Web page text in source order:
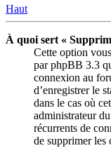
Haut
À quoi sert «
Cette option
par phpBB 3.3
connexion au
d’enregistrer le
dans le cas où
administrateur
récurrents de
de supprimer les